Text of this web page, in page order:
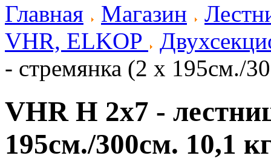
Главная Магазин
VHR, ELKOP
- стремянка (2 х 195см./
VHR H 2x7 -
195см./300см. 10,1